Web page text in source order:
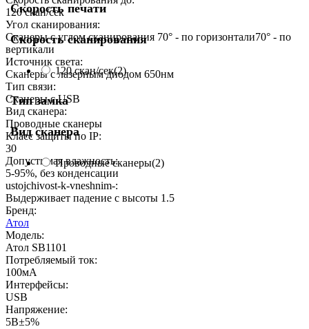
Скорость печати
Скорость сканирования
120 скан/сек(2)
Тип замка
Вид сканера
Проводные сканеры(2)
120 скан/сек
Угол сканирования:
Сканеры с углом сканирования 70° - по горизонтали70° - по
вертикали
Источник света:
Сканеры с лазерным диодом 650нм
Тип связи:
Сканеры с USB
Вид сканера:
Проводные сканеры
Класс защиты по IP:
30
Допустимая влажность:
5-95%, без конденсации
ustojchivost-k-vneshnim-:
Выдерживает падение с высоты 1.5
Бренд:
Атол
Модель:
Атол SB1101
Потребляемый ток:
100мА
Интерфейсы:
USB
Напряжение:
5В±5%